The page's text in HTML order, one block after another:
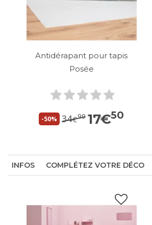
Antidérapant pour tapis
Posée
-50% 34€99 17€50
INFOS COMPLÉTEZ VOTRE DÉCO